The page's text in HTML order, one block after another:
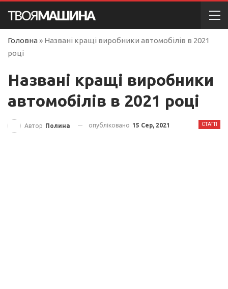
Головна » Названі кращі виробники автомобілів в 2021
році
Названі кращі виробники
автомобілів в 2021 році
СТАТТІ
Автор Полина опубліковано 15 Сер, 2021